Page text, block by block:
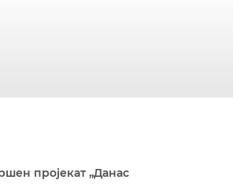
пројекат „Данас